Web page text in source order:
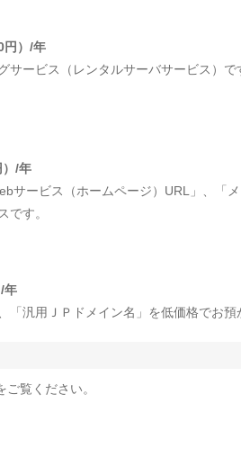
円）/年
ービス（レンタルサーバサービス）
/年
サービス（ホームページ）URL」、「
です。
年
汎用ＪＰドメイン名」を低価格でお預
覧ください。